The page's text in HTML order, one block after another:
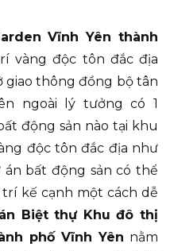
Vĩnh Yên thành
vàng độc tôn đắc địa
giao thông đồng bộ tân
ngoài lý tưởng có 1
động sản nào tại khu
độc tôn đắc địa như
bất động sản có thể
kế cạnh một cách dễ
Biệt thự Khu đô thị
phố Vĩnh Yên nằm